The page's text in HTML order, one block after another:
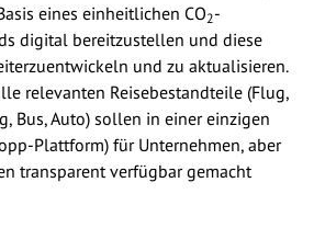
eines einheitlichen CO2-
digital bereitzustellen und diese
und zu aktualisieren.
relevanten Reisebestandteile (Flug,
Bus, Auto) sollen in einer einzigen
Plattform) für Unternehmen, aber
transparent verfügbar gemacht